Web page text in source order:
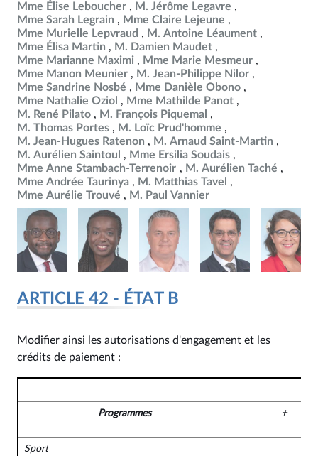
Mme Élise Leboucher
M. Jérôme Legavre
Mme Sarah Legrain
Mme Claire Lejeune
Mme Murielle Lepvraud
M. Antoine Léaument
Mme Élisa Martin
M. Damien Maudet
Mme Marianne Maximi
Mme Marie Mesmeur
Mme Manon Meunier
M. Jean-Philippe Nilor
Mme Sandrine Nosbé
Mme Danièle Obono
Mme Nathalie Oziol
Mme Mathilde Panot
M. René Pilato
M. François Piquemal
M. Thomas Portes
M. Loïc Prud'homme
M. Jean-Hugues Ratenon
M. Arnaud Saint-Martin
M. Aurélien Saintoul
Mme Ersilia Soudais
Mme Anne Stambach-Terrenoir
M. Aurélien Taché
Mme Andrée Taurinya
M. Matthias Tavel
Mme Aurélie Trouvé
M. Paul Vannier
ARTICLE 42 - ÉTAT B
Modifier ainsi les autorisations d'engagement et les
crédits de paiement :
Programmes +
Sport